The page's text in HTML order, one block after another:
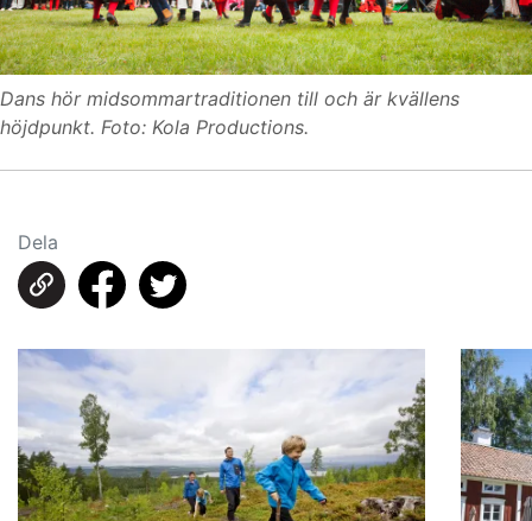
Dans hör midsommartraditionen till och är kvällens
höjdpunkt. Foto: Kola Productions.
Dela